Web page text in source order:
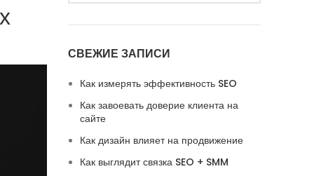
СВЕЖИЕ ЗАПИСИ
Как измерять эффективность SEO
Как завоевать доверие клиента на
сайте
Как дизайн влияет на продвижение
Как выглядит связка SEO + SMM